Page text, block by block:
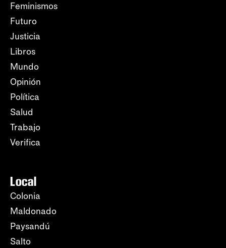
Feminismos
Futuro
Justicia
Libros
Mundo
Opinión
Política
Salud
Trabajo
Verifica
Local
Colonia
Maldonado
Paysandú
Salto